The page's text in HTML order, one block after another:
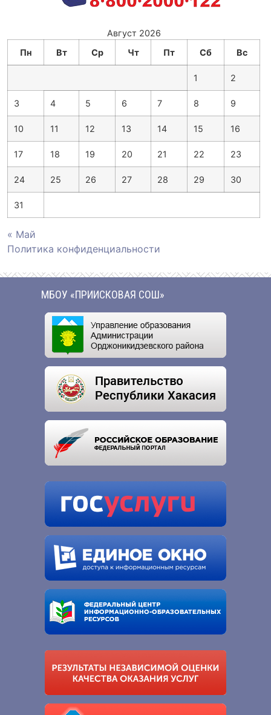
Август 2026
Пн
Вт Ср Чт Пт Сб Вс
1 2
3 4 5 6 7 8 9
10 11 12 13 14 15 16
17 18 19 20 21 22 23
24 25 26 27 28 29 30
31
« Май
Политика конфиденциальности
МБОУ «ПРИИСКОВАЯ СОШ»